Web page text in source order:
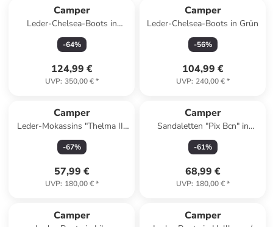
Camper
Leder-Chelsea-Boots in
Hellbraun
-64%
124,99 €
UVP: 350,00 €*
Camper
Leder-Chelsea-Boots in Grün
-56%
104,99 €
UVP: 240,00 €*
Camper
Leder-Mokassins "Thelma II"
in Schwarz
-67%
57,99 €
UVP: 180,00 €*
Camper
Sandaletten "Pix Bcn" in
Schwarz
-61%
68,99 €
UVP: 180,00 €*
Camper Camper